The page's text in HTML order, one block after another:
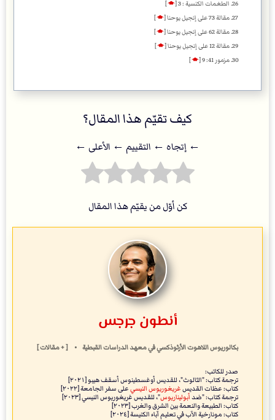
الطغمات الكنسية : 3 [
🡁
]
مقالة 73 على إنجيل يوحنا
[
🡁
]
مقالة 62 على إنجيل يوحنا
[
🡁
]
مقالة 12 على إنجيل يوحنا
[
🡁
]
مزمور 41: 9
[
🡁
]
كيف تقيّم هذا المقال؟
← إتجاه ← التقييم ← اﻷعلى ←
كن أوّل من يقيّم هذا المقال
أنطون جرجس
بكالوريوس اللاهوت اﻷرثوذكسيفيمعهد الدراسات القبطية • [ + مقالات ]
صدر للكاتب:
ترجمة كتاب: "الثالوث"، للقديس أوغسطينوس أسقف هيبو [٢٠٢١]
كتاب: عظات القديسغريغوريوس النيسيعلى سفر الجامعة [٢٠٢٢]
ترجمة كتاب: "ضدأبوليناريوس"، للقديس غريغوريوس النيسي [٢٠٢٣]
كتاب: الطبيعة والنعمة بين الشرق والغرب [٢٠٢٣]
كتاب: مونارخية الآب في تعليم آباء الكنيسة [٢٠٢٤]